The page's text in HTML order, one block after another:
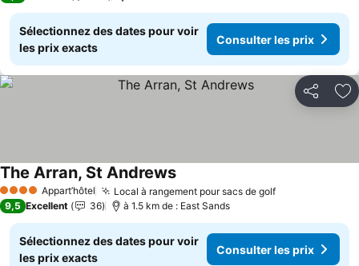
Sélectionnez des dates pour voir
les prix exacts
Consulter les prix
Partager
4 Étoiles Appart’hôtel Local à rangement pour sacs de golfConsulter les
The Arran, St AndrewsConsulter les prix
9,5 Excellent 36 à 1.5 km de : East Sands
Sélectionnez des dates pour voir
les prix exacts
Consulter les prix